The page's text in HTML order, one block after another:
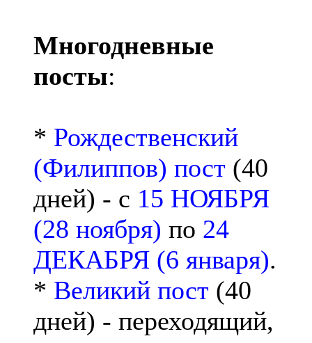
Многодневные
посты:
* Рождественский
(Филиппов) пост (40
дней) - с 15 НОЯБРЯ
(28 ноября) по 24
ДЕКАБРЯ (6 января).
* Великий пост (40
дней) - переходящий,